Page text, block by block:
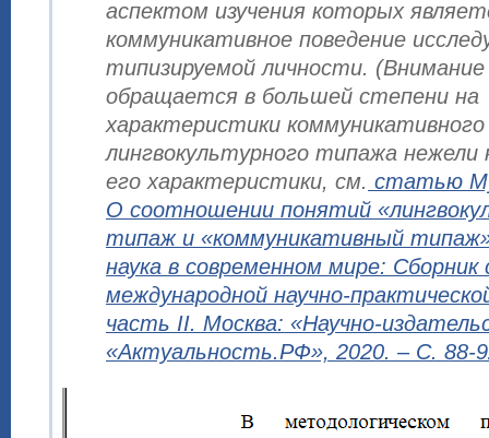
аспектом изучения которых
коммуникативное поведение
типизируемой личности.
обращается в большей степени на
характеристики коммуникативного
лингвокультурного типажа
его характеристики, см. статью
О соотношении понятий
типаж и «коммуникативный типаж»
наука в современном мире:
международной научно-
часть II. Москва: «Научно-
«Актуальность.РФ», 2020. – С. 88-